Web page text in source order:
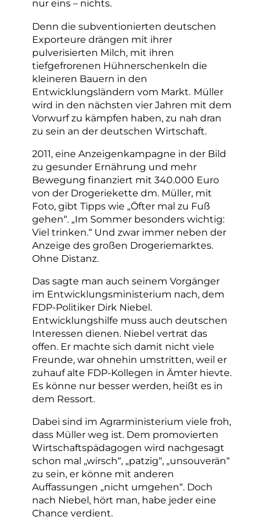
nur eins – nichts.
Denn die subventionierten deutschen
Exporteure drängen mit ihrer
pulverisierten Milch, mit ihren
tiefgefrorenen Hühnerschenkeln die
kleineren Bauern in den
Entwicklungsländern vom Markt. Müller
wird in den nächsten vier Jahren mit dem
Vorwurf zu kämpfen haben, zu nah dran
zu sein an der deutschen Wirtschaft.
2011, eine Anzeigenkampagne in der Bild
zu gesunder Ernährung und mehr
Bewegung finanziert mit 340.000 Euro
von der Drogeriekette dm. Müller, mit
Foto, gibt Tipps wie „Öfter mal zu Fuß
gehen“. „Im Sommer besonders wichtig:
Viel trinken.“ Und zwar immer neben der
Anzeige des großen Drogeriemarktes.
Ohne Distanz.
Das sagte man auch seinem Vorgänger
im Entwicklungsministerium nach, dem
FDP-Politiker Dirk Niebel.
Entwicklungshilfe muss auch deutschen
Interessen dienen. Niebel vertrat das
offen. Er machte sich damit nicht viele
Freunde, war ohnehin umstritten, weil er
zuhauf alte FDP-Kollegen in Ämter hievte.
Es könne nur besser werden, heißt es in
dem Ressort.
Dabei sind im Agrarministerium viele froh,
dass Müller weg ist. Dem promovierten
Wirtschaftspädagogen wird nachgesagt
schon mal „wirsch“, „patzig“, „unsouverän“
zu sein, er könne mit anderen
Auffassungen „nicht umgehen“. Doch
nach Niebel, hört man, habe jeder eine
Chance verdient.